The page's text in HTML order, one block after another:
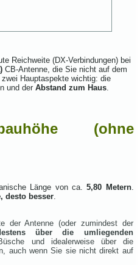
Reichweite (DX-Verbindungen) bei
CB-Antenne, die Sie nicht auf dem
Hauptaspekte wichtig: die
und der Abstand zum Haus
(ohne
Länge von ca.5,80 Metern.
desto besser
der Antenne (oder zumindest der
über die umliegenden
und idealerweise über die
auch wenn Sie sie nicht direkt auf